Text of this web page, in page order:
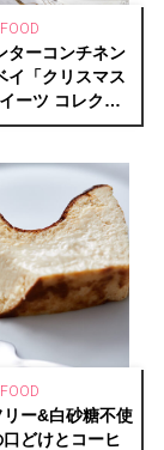
FOOD
ターコンチネン
イ「クリスマス
ーツ コレクシ
が予約開始
FOOD
ー&白砂糖不使
どけとコーヒ